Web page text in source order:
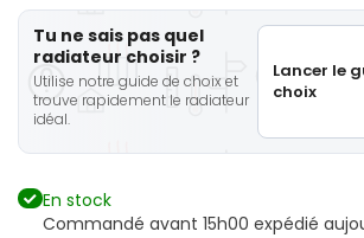
Tu ne sais pas quel
radiateur choisir ?
Utilise notre guide de choix et
trouve rapidement le radiateur
idéal.
Lancer le
choix
En stock
Commandé avant 15h00 expédié